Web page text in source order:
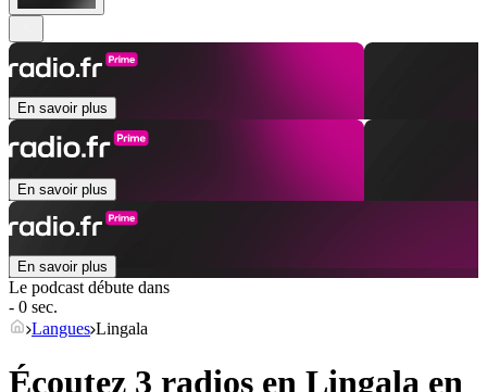
En savoir plus
En savoir plus
En savoir plus
Le podcast débute dans
- 0 sec.
Langues Lingala
Écoutez 3 radios en Lingala en